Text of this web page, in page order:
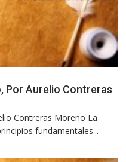
Por Aurelio Contreras
Contreras Moreno La
fundamentales...